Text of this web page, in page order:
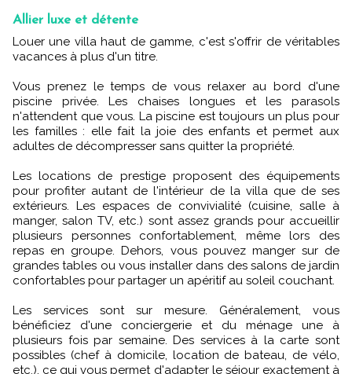
Allier luxe et détente
Louer une villa haut de gamme, c'est s'offrir de véritables
vacances à plus d'un titre.
Vous prenez le temps de vous relaxer au bord d'une
piscine privée. Les chaises longues et les parasols
n'attendent que vous. La piscine est toujours un plus pour
les familles : elle fait la joie des enfants et permet aux
adultes de décompresser sans quitter la propriété.
Les locations de prestige proposent des équipements
pour profiter autant de l'intérieur de la villa que de ses
extérieurs. Les espaces de convivialité (cuisine, salle à
manger, salon TV, etc.) sont assez grands pour accueillir
plusieurs personnes confortablement, même lors des
repas en groupe. Dehors, vous pouvez manger sur de
grandes tables ou vous installer dans des salons de jardin
confortables pour partager un apéritif au soleil couchant.
Les services sont sur mesure. Généralement, vous
bénéficiez d'une conciergerie et du ménage une à
plusieurs fois par semaine. Des services à la carte sont
possibles (chef à domicile, location de bateau, de vélo,
etc.), ce qui vous permet d'adapter le séjour exactement à